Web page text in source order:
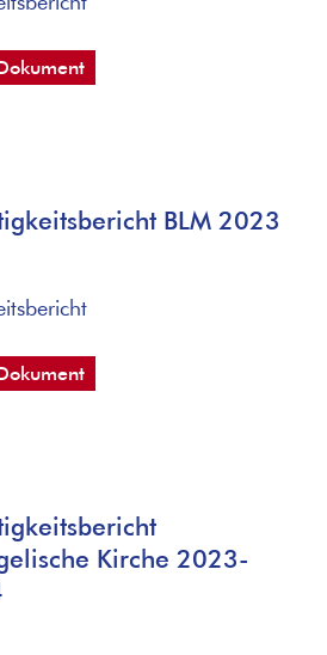
BLM 2023
Kirche 2023-